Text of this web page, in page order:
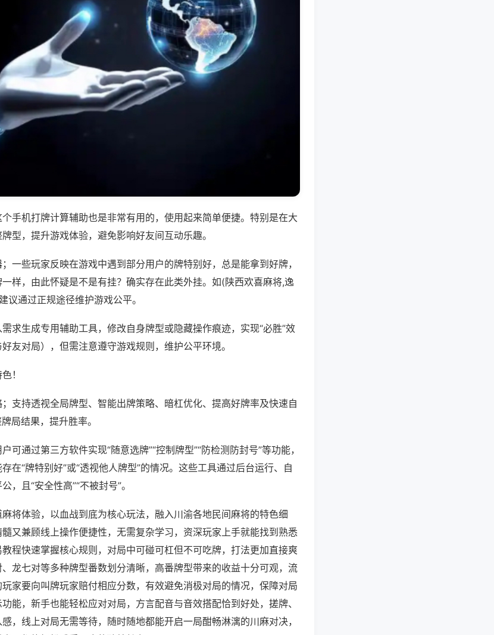
手机打牌计算辅助也是非常有用的，使用起来简单便捷。特别是在大
型，提升游戏体验，避免影响好友间互动乐趣。
一些玩家反映在游戏中遇到部分用户的牌特别好，总是能拿到好牌，
样，由此怀疑是不是有挂？确实存在此类外挂。如(陕西欢喜麻将,逸
议通过正规途径维护游戏公平。
求生成专用辅助工具，修改自身牌型或隐藏操作痕迹，实现“必胜”效
友对局），但需注意遵守游戏规则，维护公平环境。
！
支持透视全局牌型、智能出牌策略、暗杠优化、提高好牌率及快速自
局结果，提升胜率。
可通过第三方软件实现“随意选牌”“控制牌型”“防检测防封号”等功能，
在“牌特别好”或“透视他人牌型”的情况。这些工具通过后台运行、自
，且“安全性高”“不被封号”。
将体验，以血战到底为核心玩法，融入川渝各地民间麻将的特色细
又兼顾线上操作便捷性，无需复杂学习，资深玩家上手就能找到熟悉
程快速掌握核心规则，对局中可碰可杠但不可吃牌，打法更加直接爽
龙七对等多种牌型番数划分清晰，高番牌型带来的收益十分可观，流
家要向叫牌玩家赔付相应分数，有效避免消极对局的情况，保障对局
能，新手也能轻松应对对局，方言配音与音效搭配恰到好处，搓牌、
，线上对局无需等待，随时随地都能开启一局酣畅淋漓的川麻对决，